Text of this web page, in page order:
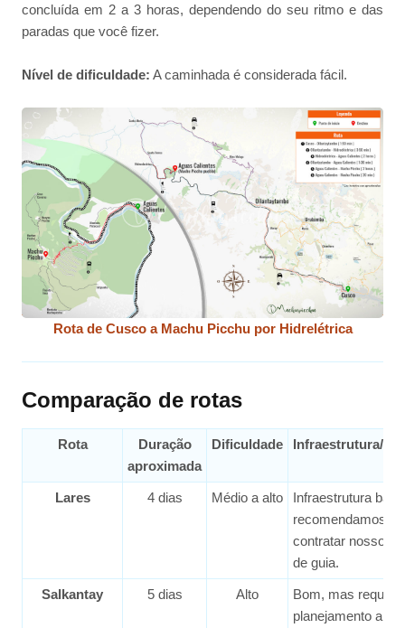
concluída em 2 a 3 horas, dependendo do seu ritmo e das
paradas que você fizer.
Nível de dificuldade: A caminhada é considerada fácil.
Rota de Cusco a Machu Picchu por Hidrelétrica
Comparação de rotas
Rota
Duração
aproximada
Dificuldade Infraestrutura/
Lares 4 dias Médio a alto
Infraestrutura
recomendamos
contratar nosso
de guia.
Salkantay 5 dias Alto
Bom, mas requer
planejamento